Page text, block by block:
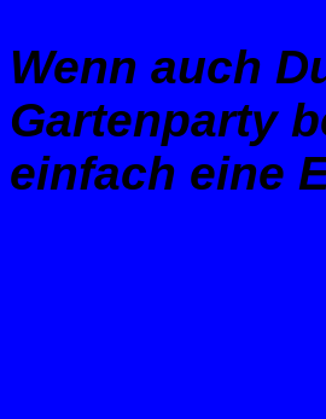
Wenn auch
Gartenparty
einfach eine